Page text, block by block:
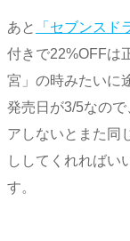
あと 「セブンスド
付きで22%OFFは
宮」の時みたいに
発売日が3/5なの
アしないとまた同
ししてくれればい
す。